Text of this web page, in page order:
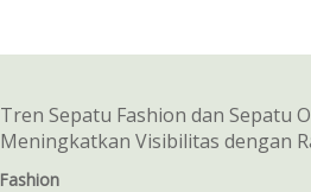
Tren Sepatu Fashion dan Sepatu
Meningkatkan Visibilitas dengan
Fashion